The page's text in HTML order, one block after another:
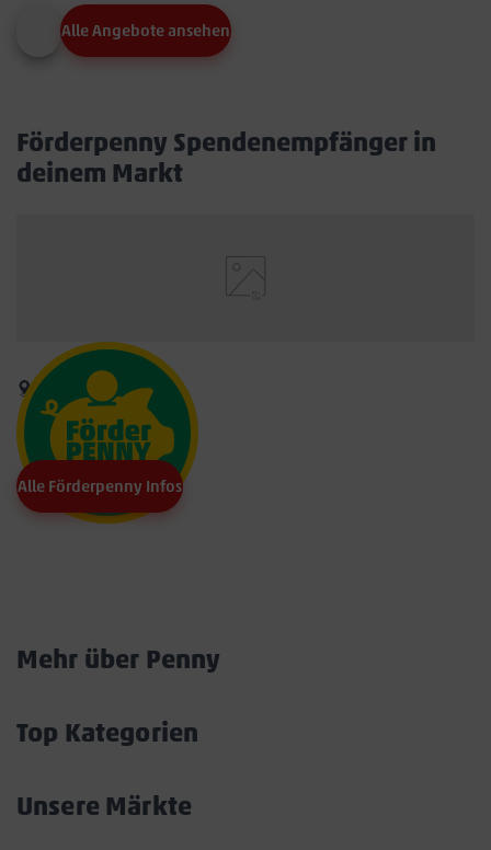
Alle Angebote ansehen
Förderpenny Spendenempfänger in
deinem Markt
Alle Förderpenny Infos
Mehr über Penny
Top Kategorien
Unsere Märkte